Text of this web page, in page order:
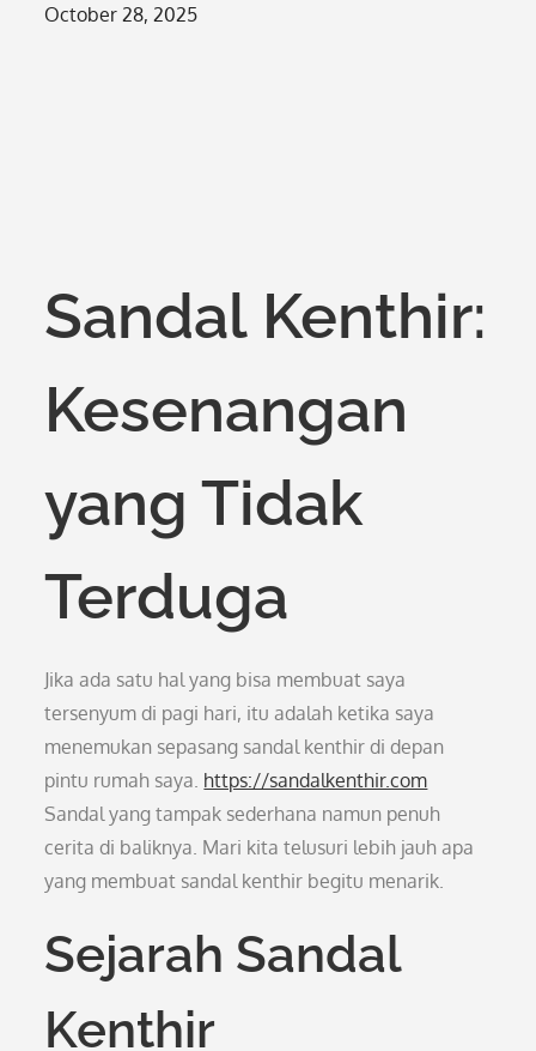
Posted
October 28, 2025
Sandal Kenthir:
Kesenangan
yang Tidak
Terduga
Jika ada satu hal yang bisa membuat saya
tersenyum di pagi hari, itu adalah ketika saya
menemukan sepasang sandal kenthir di depan
pintu rumah saya. https://sandalkenthir.com
Sandal yang tampak sederhana namun penuh
cerita di baliknya. Mari kita telusuri lebih jauh apa
yang membuat sandal kenthir begitu menarik.
Sejarah Sandal
Kenthir